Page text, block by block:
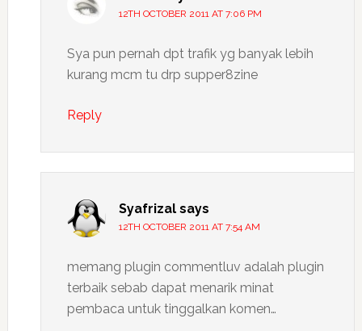
12TH OCTOBER 2011 AT 7:06 PM
Sya pun pernah dpt trafik yg banyak lebih
kurang mcm tu drp supper8zine
Reply
Syafrizal says
12TH OCTOBER 2011 AT 7:54 AM
memang plugin commentluv adalah plugin
terbaik sebab dapat menarik minat
pembaca untuk tinggalkan komen…